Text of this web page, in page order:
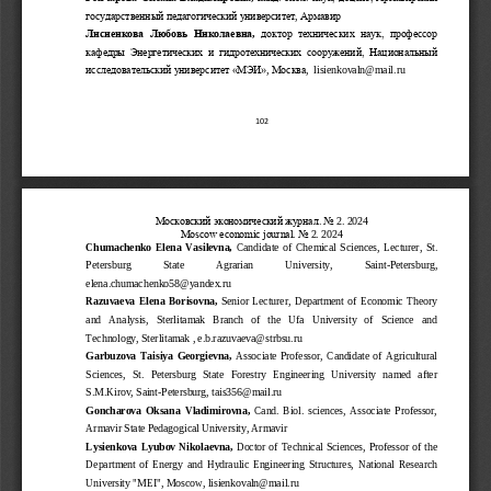
102
государственный педагогический университет, Армавир
Лисиенкова Любовь  Николаевна, доктор технических  наук,  профессор
кафедры  Энергетических  и  гидротехнических  сооружений,  Национальный
исследовательский университет «МЭИ» Москва lisienkovaln@mail.ru
Московский экономический журнал. No 2. 2024
Moscow economic journal. No 2. 2024
Chumachenko Elena Vasilevna, Candidate  of  Chemical  Sciences, Lecturer,  St.
Petersburg
State Agrarian University, Saint-Petersburg,
elena.chumachenko58@yandex.ru
Razuvaeva Elena  Borisovna, Senior  Lecturer,  Department  of  Economic  Theory
and   Analysis,   Sterlitamak   Branch   of   the   Ufa   University   of   Science   and
Technology, Sterlitamak e.b.razuvaeva@strbsu. ru
Garbuzova Taisiya  Georgievna, Associate Professor,  Candidate  of  Agricultural
Sciences, St.   Petersburg   State   Forestry   Engineering   University   named   after
S.M.Kirov, Saint-Petersburg tais356@mail.ru
Goncharova Oksana  Vladimirovna, Cand. Biol.  sciences,  Associate  Professor,
Armavir State Pedagogical University, Armavir
Lysienkova Lyubov  Nikolaevna, Doctor of Technical Sciences, Professor of the
Department  of  Energy  and  Hydraulic  Engineering  Structures,  National  Research
University "MEI", Moscow, lisienkovaln@mail.ru